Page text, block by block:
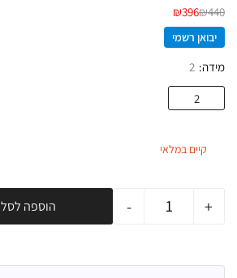
₪440
₪396
יבואן רשמי
מידה 2
2
קיים במלאי
- + הוספה לסל